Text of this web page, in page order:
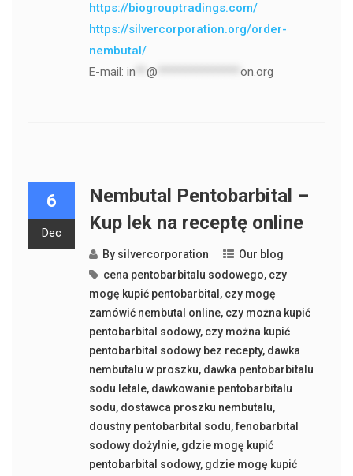
https://biogrouptradings.com/
https://silvercorporation.org/order-
nembutal/
E-mail: in @ on.org
6
Dec
Nembutal Pentobarbital –
Kup lek na receptę online
By silvercorporation
Our blog
cena pentobarbitalu sodowego, czy
mogę kupić pentobarbital , czy mogę
zamówić nembutal online, czy można kupić
pentobarbital sodowy, czy można kupić
pentobarbital sodowy bez recepty, dawka
nembutalu w proszku, dawka pentobarbitalu
sodu letale, dawkowanie pentobarbitalu
sodu, dostawca proszku nembutalu,
doustny pentobarbital sodu,fenobarbital
sodowy dożylnie, gdzie mogę kupić
pentobarbital sodowy, gdzie mogę kupić